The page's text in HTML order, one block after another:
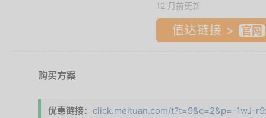
12 月前更新
值达链接 >
购买方案
优惠链接： click.meituan.com/t?t=9&c=2&p=-1wJ-